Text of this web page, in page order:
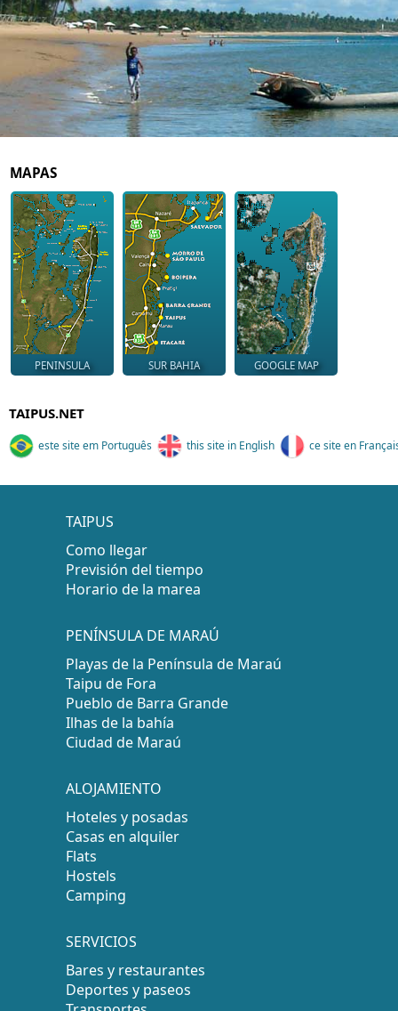
MAPAS
PENINSULA SUR BAHIA GOOGLE MAP
TAIPUS.NET
este site em Português this site in English ce site en
TAIPUS
Como llegar
Previsión del tiempo
Horario de la marea
PENÍNSULA DE MARAÚ
Playas de la Península de Maraú
Taipu de Fora
Pueblo de Barra Grande
Ilhas de la bahía
Ciudad de Maraú
ALOJAMIENTO
Hoteles y posadas
Casas en alquiler
Flats
Hostels
Camping
SERVICIOS
Bares y restaurantes
Deportes y paseos